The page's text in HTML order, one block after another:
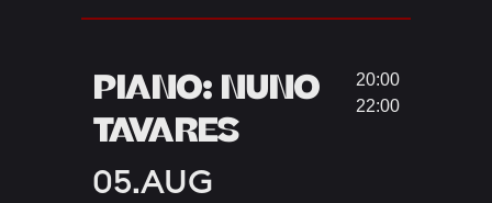
20:00
22:00
05.AUG
PIANO: NUNO
TAVARES